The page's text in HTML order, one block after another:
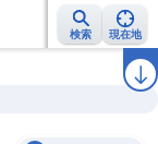
検索 現在地
報 ラ